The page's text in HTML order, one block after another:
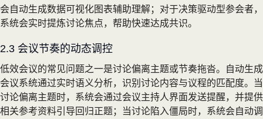
会自动生成数据可视化图表辅助理解；对于决策驱动型参会者，
系统会实时提炼讨论焦点，帮助快速达成共识。
2.3 会议节奏的动态调控
低效会议的常见问题之一是讨论偏离主题或节奏拖沓。自动生成
会议系统通过实时语义分析，识别讨论内容与议程的匹配度。当
讨论偏离主题时，系统会通过会议主持人界面发送提醒，并提供
相关参考资料引导回归正题；当讨论陷入僵局时，系统会自动调